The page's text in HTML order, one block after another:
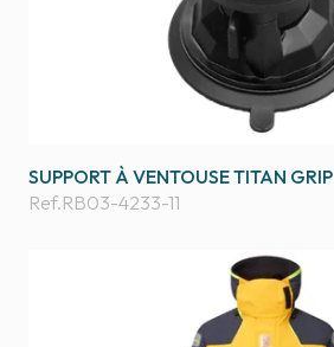
SUPPORT À VENTOUSE TITAN GRIP
Ref.RB03-4233-11